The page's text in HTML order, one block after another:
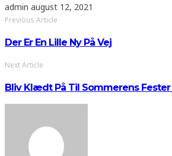
admin august 12, 2021
Previous Article
Der Er En Lille Ny På Vej
Next Article
Bliv Klædt På Til Sommerens Fester